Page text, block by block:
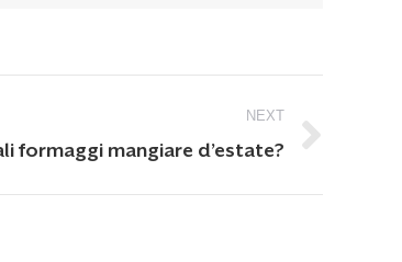
NEXT
formaggi mangiare d’estate?